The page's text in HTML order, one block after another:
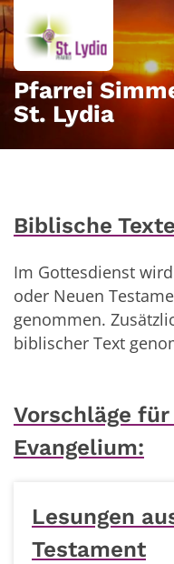
Zum Inhalt springen
Pfarrei
St. Lydia
Biblische
Im Gottesdienst wird
oder Neuen
genommen.
biblischer Text
Vorschläge
Evangelium:
Lesungen
Testament